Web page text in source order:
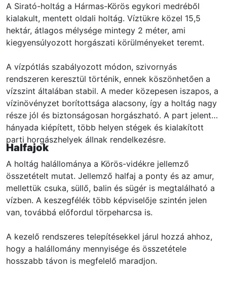
A Sirató-holtág a Hármas-Körös egykori medréből
kialakult, mentett oldali holtág. Víztükre közel 15,5
hektár, átlagos mélysége mintegy 2 méter, ami
kiegyensúlyozott horgászati körülményeket teremt.
A vízpótlás szabályozott módon, szivornyás
rendszeren keresztül történik, ennek köszönhetően a
vízszint általában stabil. A meder közepesen iszapos, a
vízinövényzet borítottsága alacsony, így a holtág nagy
része jól és biztonságosan horgászható. A part jelentős
hányada kiépített, több helyen stégek és kialakított
parti horgászhelyek állnak rendelkezésre.
Halfajok
A holtág halállománya a Körös-vidékre jellemző
összetételt mutat. Jellemző halfaj a ponty és az amur,
mellettük csuka, süllő, balin és sügér is megtalálható a
vízben. A keszegfélék több képviselője szintén jelen
van, továbbá előfordul törpeharcsa is.
A kezelő rendszeres telepítésekkel járul hozzá ahhoz,
hogy a halállomány mennyisége és összetétele
hosszabb távon is megfelelő maradjon.